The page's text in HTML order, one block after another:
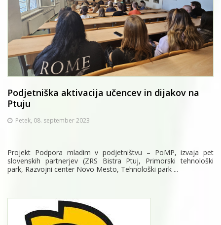
Podjetniška aktivacija učencev in dijakov na
Ptuju
Petek, 08. september 2023
Projekt Podpora mladim v podjetništvu – PoMP, izvaja pet
slovenskih partnerjev (ZRS Bistra Ptuj, Primorski tehnološki
park, Razvojni center Novo Mesto, Tehnološki park ...